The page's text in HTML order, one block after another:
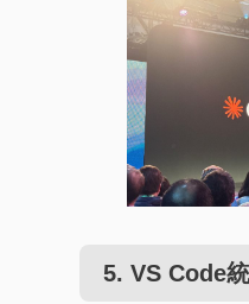
5. VS Code